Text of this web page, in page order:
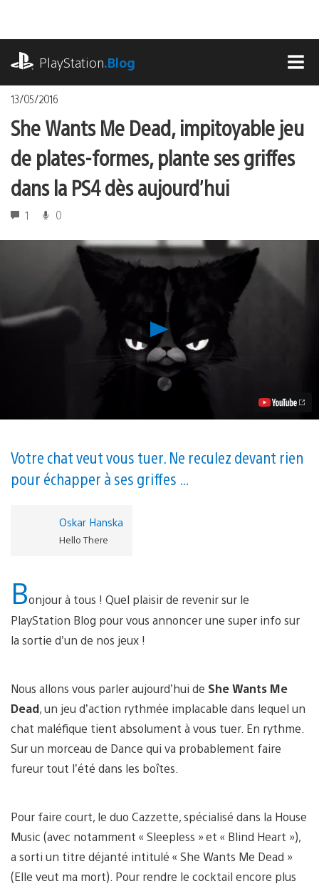
contenu
PlayStation.Blog
13/05/2016
She Wants Me Dead, impitoyable jeu
de plates-formes, plante ses griffes
dans la PS4 dès aujourd’hui
1 0
Lancer
la
vidéo
She
Wants
Me
impitoyable
plates-
formes,
plante
Votre chat veut vous tuer. Ne reculez devant rien
pour échapper à ses griffes …
Oskar Hanska
Hello There
Bonjour à tous ! Quel plaisir de revenir sur le
PlayStation Blog pour vous annoncer une super info sur
la sortie d’un de nos jeux !
Nous allons vous parler aujourd’hui de She Wants Me
Dead, un jeu d’action rythmée implacable dans lequel un
chat maléfique tient absolument à vous tuer. En rythme.
Sur un morceau de Dance qui va probablement faire
fureur tout l’été dans les boîtes.
Pour faire court, le duo Cazzette, spécialisé dans la House
Music (avec notamment « Sleepless » et « Blind Heart »),
a sorti un titre déjanté intitulé « She Wants Me Dead »
(Elle veut ma mort). Pour rendre le cocktail encore plus